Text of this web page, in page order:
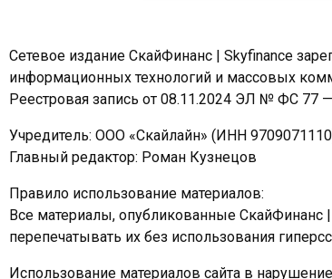
Сетевое издание СкайФинанс | Skyfinance
информационных технологий и массовых
Реестровая запись от 08.11.2024 ЭЛ № ФС 77
Учредитель: ООО «Скайлайн» (ИНН
Главный редактор: Роман Кузнецов
Правило использование материалов:
Все материалы, опубликованные
перепечатывать их без использования
Использование материалов сайта в